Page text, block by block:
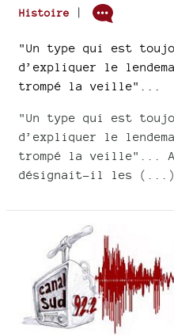
Histoire
|
"Un type qui est
d’expliquer le
trompé la veille"...
"Un type qui est
d’expliquer le
trompé la veille"...
désignait-il les (...)